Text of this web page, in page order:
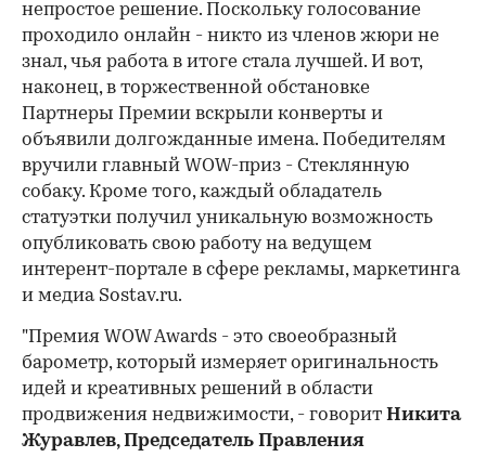
непростое решение. Поскольку голосование
проходило онлайн - никто из членов жюри не
знал, чья работа в итоге стала лучшей. И вот,
наконец, в торжественной обстановке
Партнеры Премии вскрыли конверты и
объявили долгожданные имена. Победителям
вручили главный WOW-приз - Стеклянную
собаку. Кроме того, каждый обладатель
статуэтки получил уникальную возможность
опубликовать свою работу на ведущем
интерент-портале в сфере рекламы, маркетинга
и медиа Sostav.ru.
"Премия WOW Awards - это своеобразный
барометр, который измеряет оригинальность
идей и креативных решений в области
продвижения недвижимости, - говорит Никита
Журавлев, Председатель Правления